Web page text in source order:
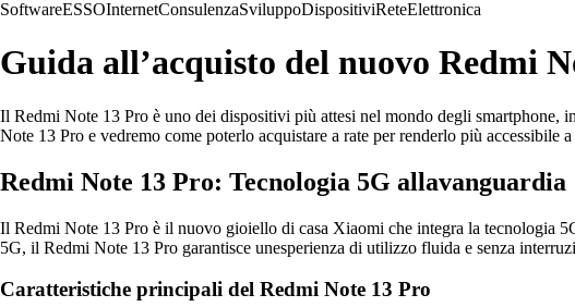
SoftwareESSOInternetConsulenzaSviluppoDispositiviReteElettronica
Guida all’acquisto del nuovo Redmi
Il Redmi Note 13 Pro è uno dei dispositivi più attesi nel mondo degli smartphone,
Note 13 Pro e vedremo come poterlo acquistare a rate per renderlo più accessibile
Redmi Note 13 Pro: Tecnologia 5G allavanguardia
Il Redmi Note 13 Pro è il nuovo gioiello di casa Xiaomi che integra la tecnologia
5G, il Redmi Note 13 Pro garantisce unesperienza di utilizzo fluida e senza
Caratteristiche principali del Redmi Note 13 Pro